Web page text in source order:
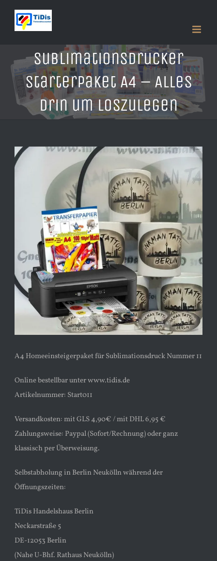
Inhalt
Sublimationsdrucker
Starterpaket A4 – Alles
drin um loszulegen
Zeige
grösseres
A4 Homeeinsteigerpaket für Sublimationsdruck Nummer 11
Online bestellbar unter www.tidis.de
Artikelnummer: Start011
Versandkosten: mit GLS 4,90€ / mit DHL 6,95 €
Zahlungsweise: Paypal (Sofort/Rechnung) oder ganz
klassisch per Überweisung.
Selbstabholung in Berlin Neukölln während der
Öffnungszeiten:
TiDis Handelshaus Berlin
Neckarstraße 5
DE-12053 Berlin
(Nahe U-Bhf. Rathaus Neukölln)